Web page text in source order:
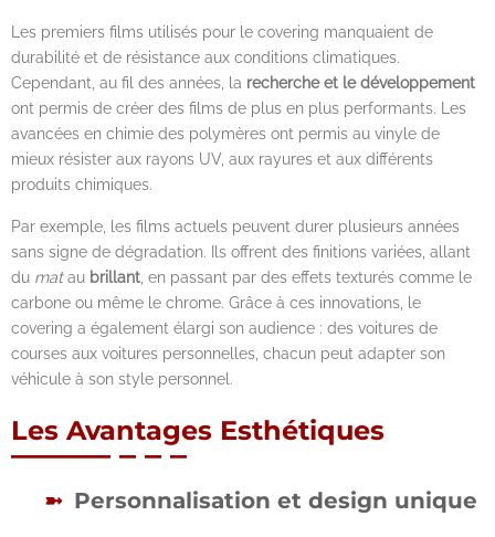
Les premiers films utilisés pour le covering manquaient de
durabilité et de résistance aux conditions climatiques.
Cependant, au fil des années, la recherche et le développement
ont permis de créer des films de plus en plus performants. Les
avancées en chimie des polymères ont permis au vinyle de
mieux résister aux rayons UV, aux rayures et aux différents
produits chimiques.
Par exemple, les films actuels peuvent durer plusieurs années
sans signe de dégradation. Ils offrent des finitions variées, allant
du matau brillant , en passant par des effets texturés comme le
carbone ou même le chrome. Grâce à ces innovations, le
covering a également élargi son audience : des voitures de
courses aux voitures personnelles, chacun peut adapter son
véhicule à son style personnel.
Les Avantages Esthétiques
Personnalisation et design unique